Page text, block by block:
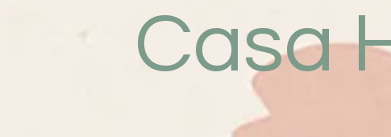
Casa